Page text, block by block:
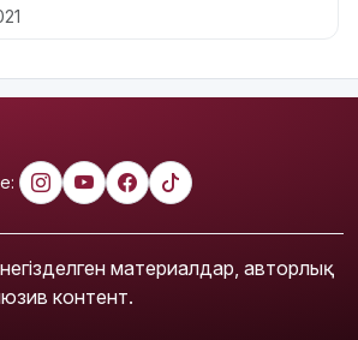
материалдар, авторлық
контент.